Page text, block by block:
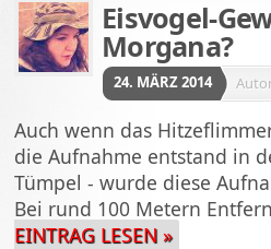
Eisvogel-
Morgana?
24. MÄRZ 2014
Auch wenn das
die Aufnahme entstand in
Tümpel - wurde diese
Bei rund 100 Metern
EINTRAG LESEN »